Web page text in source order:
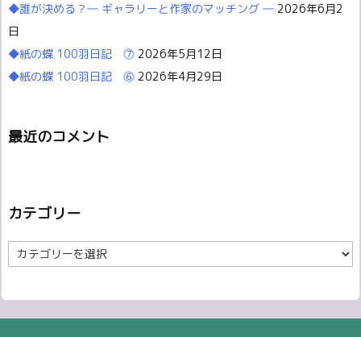
◆誰が決める？― ギャラリーと作家のマッチング ― 2026年6月2
日
◆紙の蝶 100羽日記 ⓻ 2026年5月12日
◆紙の蝶 100羽日記 ⓺ 2026年4月29日
最近のコメント
カテゴリー
カ
テ
リ